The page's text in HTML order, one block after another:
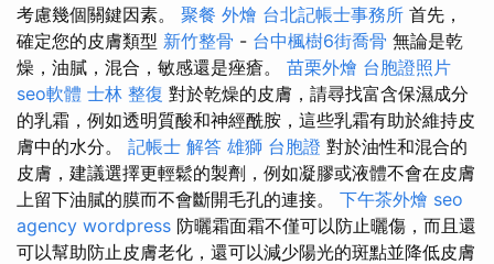
考慮幾個關鍵因素。 聚餐 外燴 台北記帳士事務所 首先，
確定您的皮膚類型 新竹整骨 - 台中楓樹6街喬骨 無論是乾
燥，油膩，混合，敏感還是痤瘡。 苗栗外燴 台胞證照片
seo軟體 士林 整復 對於乾燥的皮膚，請尋找富含保濕成分
的乳霜，例如透明質酸和神經酰胺，這些乳霜有助於維持皮
膚中的水分。 記帳士 解答 雄獅 台胞證 對於油性和混合的
皮膚，建議選擇更輕鬆的製劑，例如凝膠或液體不會在皮膚
上留下油膩的膜而不會斷開毛孔的連接。 下午茶外燴 seo
agency wordpress 防曬霜面霜不僅可以防止曬傷，而且還
可以幫助防止皮膚老化，還可以減少陽光的斑點並降低皮膚